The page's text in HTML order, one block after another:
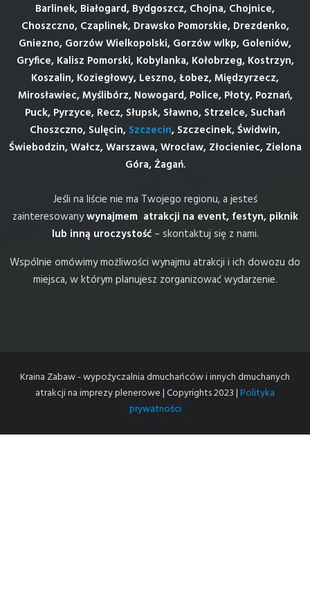
Barlinek, Białogard, Bydgoszcz, Chojna, Chojnice,
Choszczno, Czaplinek, Drawsko Pomorskie, Drezdenko,
Gniezno, Gorzów Wielkopolski, Gorzów wlkp, Goleniów,
Gryfice, Kalisz Pomorski, Kobylanka, Kołobrzeg, Kostrzyn,
Koszalin, Koziegłowy, Leszno, Łobez, Międzyrzecz,
Mirosławiec, Myślibórz, Nowogard, Police, Płoty, Poznań,
Puck, Pyrzyce, Recz, Słupsk, Sławno, Strzelce, Suchań
Choszczno, Sulęcin, Szczecin, Szczecinek, Świdwin,
Świebodzin, Wałcz, Warszawa, Wrocław, Złocieniec, Zielona
Góra, Żagań.
Jeśli na liście nie ma Twojego regionu, a jesteś
zainteresowanywynajmem atrakcji na event, festyn, piknik
lub inną uroczystość– skontaktuj się z nami.
Wspólnie omówimy możliwości wynajmu atrakcji i ich dowozu do
miejsca, w którym planujesz zorganizować wydarzenie.
Kraina Zabaw - wypożyczalnia dmuchańców i innych dmuchanych
atrakcji na imprezy plenerowe | Copyrights 2023 |Polityka
prywatności